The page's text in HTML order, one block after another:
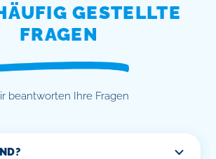
GESTELLTE
FRAGEN
beantworten Ihre Fragen